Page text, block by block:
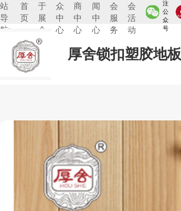
站
导
航:
首
页
于
展
会
众
中
心
商
中
心
闻
中
心
会
服
务
会
活
动
注
公
众
号
厚舍锁扣塑胶地板